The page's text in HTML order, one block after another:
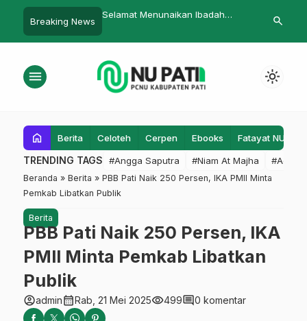
Breaking News
Ketum PCNU Diagendakan Jadi
Siang Ini
Sudah
search
menu light_mode
home Berita Celoteh Cerpen Ebooks Fatayat NU
TRENDING TAGS #Angga Saputra #Niam At Majha #Admin
Beranda » Berita » PBB Pati Naik 250 Persen, IKA PMII Minta
Pemkab Libatkan Publik
Berita
PBB Pati Naik 250 Persen, IKA
PMII Minta Pemkab Libatkan
Publik
account_circleadmincalendar_monthRab, 21 Mei 2025visibility499comment0 komentar